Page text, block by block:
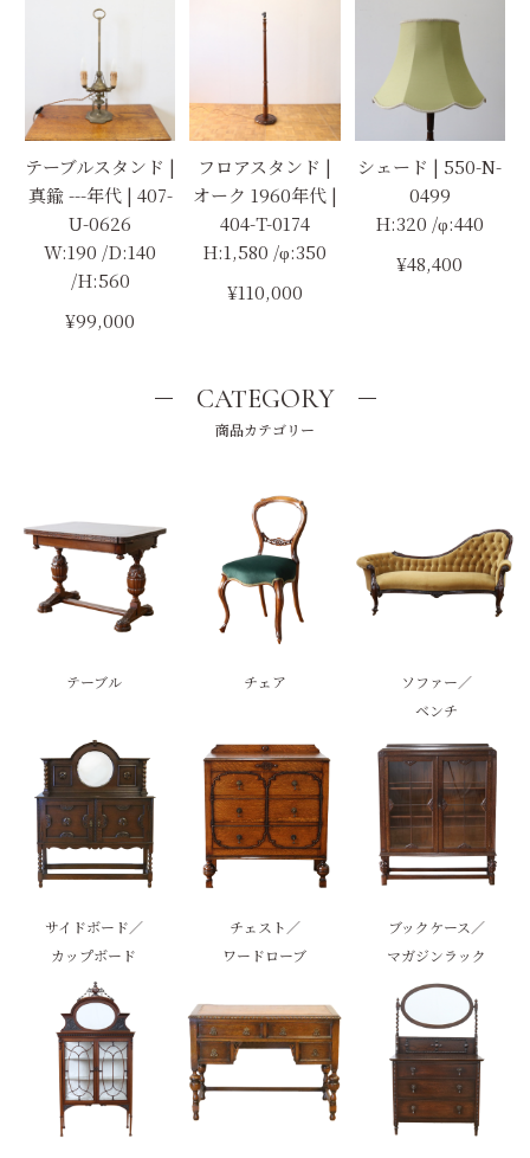
テーブルスタンド |
真鍮 ---年代 | 407-
U-0626
W:190 /D:140
/H:560
¥99,000
フロアスタンド |
オーク 1960年代 |
404-T-0174
H:1,580 /φ:350
¥110,000
シェード | 550-N-
0499
H:320 /φ:440
¥48,400
CATEGORY
商品カテゴリー
テーブル チェア
ソファー／
ベンチ
サイドボード／
カップボード
チェスト／
ワードローブ
ブックケース／
マガジンラック